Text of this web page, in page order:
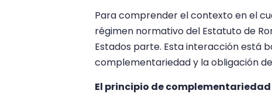
Para comprender el contexto en el
régimen normativo del Estatuto de
Estados parte. Esta interacción está
complementariedad y la obligación
El principio de complementariedad